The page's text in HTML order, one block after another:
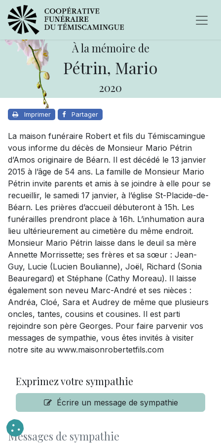
À la mémoire de
Pétrin, Mario
2020
Imprimer Partager
La maison funéraire Robert et fils du Témiscamingue
vous informe du décès de Monsieur Mario Pétrin
d’Amos originaire de Béarn. Il est décédé le 13 janvier
2015 à l’âge de 54 ans. La famille de Monsieur Mario
Pétrin invite parents et amis à se joindre à elle pour se
recueillir, le samedi 17 janvier, à l’église St-Placide-de-
Béarn. Les prières d’accueil débuteront à 15h. Les
funérailles prendront place à 16h. L’inhumation aura
lieu ultérieurement au cimetière du même endroit.
Monsieur Mario Pétrin laisse dans le deuil sa mère
Annette Morrissette; ses frères et sa sœur : Jean-
Guy, Lucie (Lucien Boulianne), Joël, Richard (Sonia
Beauregard) et Stéphane (Cathy Moreau). Il laisse
également son neveu Marc-André et ses nièces :
Andréa, Cloé, Sara et Audrey de même que plusieurs
oncles, tantes, cousins et cousines. Il est parti
rejoindre son père Georges. Pour faire parvenir vos
messages de sympathie, vous êtes invités à visiter
notre site au www.maisonrobertetfils.com
Exprimez votre sympathie
Écrire un message de sympathie
Messages de sympathie